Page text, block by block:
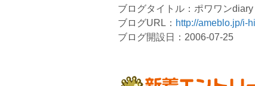
ブログタイトル：ポワワンdiary
ブログURL： http://ameblo.jp/i-
ブログ開設日：2006-07-25